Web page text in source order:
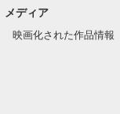
メディア
映画化された作品情報